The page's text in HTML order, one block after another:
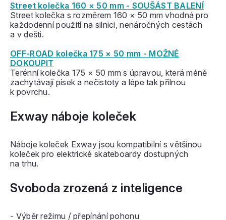
Street kolečka 160 × 50 mm - SOUŠÁST BALENÍ
Street kolečka s rozměrem 160 × 50 mm vhodná pro
každodenní použití na silnici, nenáročných cestách
a v dešti.
OFF-ROAD kolečka 175 × 50 mm - MOŽNÉ
DOKOUPIT
Terénní kolečka 175 × 50 mm s úpravou, která méně
zachytávají písek a nečistoty a lépe tak přilnou
k povrchu.
Exway náboje koleček
Náboje koleček Exway jsou kompatibilní s většinou
koleček pro elektrické skateboardy dostupných
na trhu.
Svoboda zrozená z inteligence
- Výběr režimu / přepínání pohonu